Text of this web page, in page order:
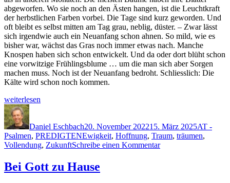
abge­wor­fen. Wo sie noch an den Ästen hangen, ist die Leuchtkraft
der herb­stlichen Far­ben vor­bei. Die Tage sind kurz gewor­den. Und
oft bleibt es selb­st mit­ten am Tag grau, neblig, düster. – Zwar lässt
sich irgend­wie auch ein Neuan­fang schon ahnen. So mild, wie es
bish­er war, wächst das Gras noch immer etwas nach. Manche
Knospen haben sich schon entwick­elt. Und da oder dort blüht schon
eine vor­witzige Früh­lings­blume … um die man sich aber Sor­gen
machen muss. Noch ist der Neuan­fang bedro­ht. Schliesslich: Die
Kälte wird schon noch kommen.
„Wie
die
Träu­
menden“
weit­er­lesen
Autor
Daniel Eschbach20. November 202215. März 2025AT -
Psalmen, PREDIGTENSchlagwörter
Ewigkeit, Hoffnung, Traum, träumen,
Vollendung, ZukunftSchreibe einen Kommentarzu
Bei Gott zu Hause